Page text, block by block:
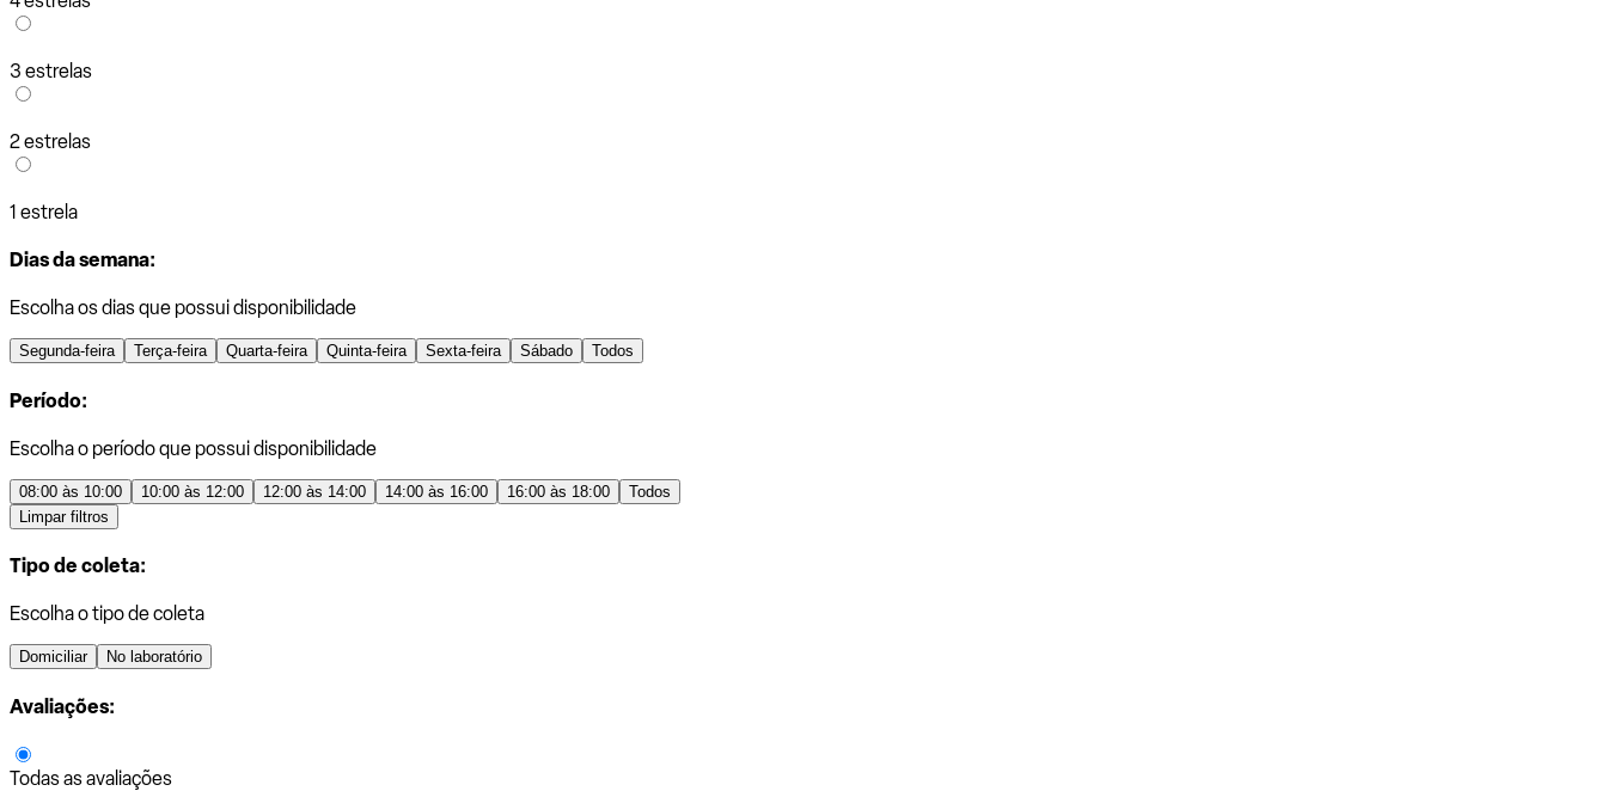
3 estrelas
2 estrelas
1 estrela
Dias da semana:
Escolha os dias que possui disponibilidade
Segunda-feira Terça-feira Quarta-feira Quinta-feira Sexta-feira Sábado Todos
Período:
Escolha o período que possui disponibilidade
08:00 às 10:00 10:00 às 12:00 12:00 às 14:00 14:00 às 16:00 16:00 às 18:00
Todos
Limpar filtros
Tipo de coleta:
Escolha o tipo de coleta
Domiciliar No laboratório
Avaliações:
Todas as avaliações